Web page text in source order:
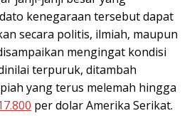
kenegaraan tersebut dapat
secara politis, ilmiah, maupun
mengingat kondisi
terpuruk, ditambah
yang terus melemah hingga
per dolar Amerika Serikat.